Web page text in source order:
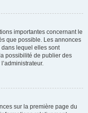
importantes concernant le
que possible. Les annonces
lequel elles sont
possibilité de publier des
sur la première page du